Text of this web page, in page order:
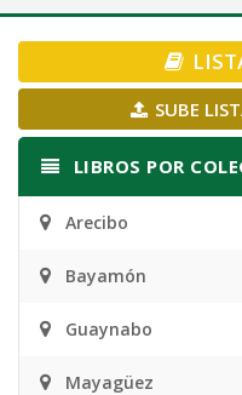
SUBE
LIBROS POR
Arecibo
Bayamón
Guaynabo
Mayagüez